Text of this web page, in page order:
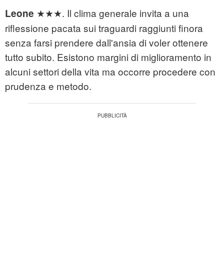
Leone ★★★. Il clima generale invita a una
riflessione pacata sui traguardi raggiunti finora
senza farsi prendere dall'ansia di voler ottenere
tutto subito. Esistono margini di miglioramento in
alcuni settori della vita ma occorre procedere con
prudenza e metodo.